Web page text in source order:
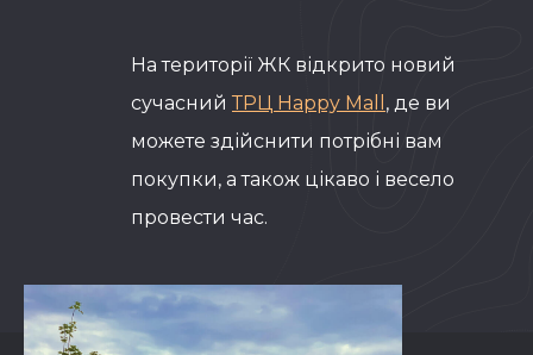
На території ЖК відкрито новий
сучасний ТРЦ Happy Mall , де ви
можете здійснити потрібні вам
покупки, а також цікаво і весело
провести час.